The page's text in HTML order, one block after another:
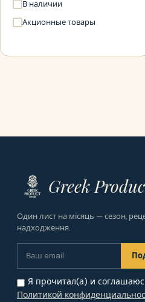
В наличии
Акционные товары
Greek
Один лист на місяць — сезон,
надходження.
Я прочитал(а) и
Политикой